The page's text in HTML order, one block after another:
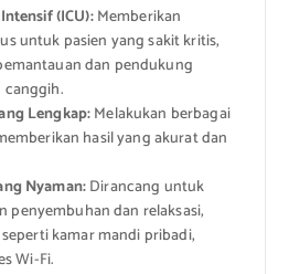
(ICU):Memberikan
untuk pasien yang sakit kritis,
dan pendukung
canggih.
Lengkap:Melakukan berbagai
hasil yang akurat dan
Nyaman:Dirancang untuk
penyembuhan dan relaksasi,
kamar mandi pribadi,
Wi-Fi.